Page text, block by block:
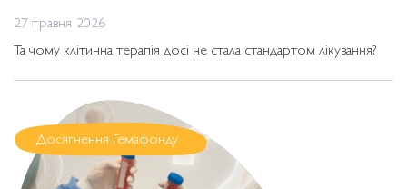
27 травня 2026
Та чому клітинна терапія досі не стала стандартом лікування?
Досягнення Гемафонду